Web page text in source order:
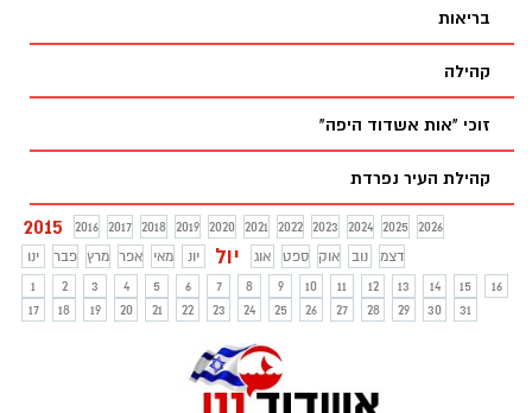
בריאות
קהילה
זוכי "אות אשדוד היפה"
קהילת העיר נפרדת
2015 2016 2017 2018 2019 2020 2021 2022 2023 2024 2025
2026
ינו
פבר מרץ אפר מאי יונ יול אוג ספט אוק נוב
דצמ
1
2 3 4 5 6 7 8 9 10 11 12 13 14 15
16
17
18 19 20 21 22 23 24 25 26 27 28 29 30 31